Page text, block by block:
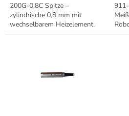
200G-0,8C Spitze –
zylindrische 0,8 mm mit
wechselbarem Heizelement.